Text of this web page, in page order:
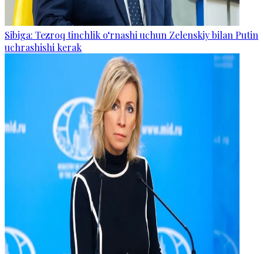
Sibiga: Tezroq tinchlik o‘rnashi uchun Zelenskiy bilan Putin
uchrashishi kerak